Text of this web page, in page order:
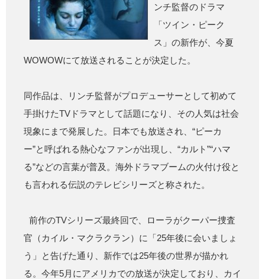
ンチ監督のドラマ
「ツイン・ピーク
ス」の新作が、今夏
WOWOWにて放送されることが決定した。
同作品は、リンチ監督がプロデューサーとして初めて
手掛けたTVドラマとして話題になり、その人気は社会
現象にまで発展した。日本でも放送され、“ピーカ
ー”と呼ばれる熱心なファンが出現し、“カルト”“ハマ
る”などの言葉が普及。海外ドラマブームの火付け役と
も言われる伝説のテレビシリーズと称された。
前作のTVシリーズ最終回で、ローラがクーパー捜査
官（カイル・マクラクラン）に「25年後に会いましょ
う」と告げた通り、新作では25年後の世界が描かれ
る。今年5月にアメリカでの放送が決定しており、カイ